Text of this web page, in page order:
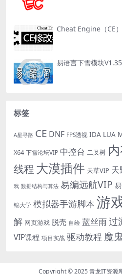
Cheat Engine（CE
易语言下雪模块V1.35
标签
A星寻路 CE DNF FPS透视 IDA LUA
X64 下雪论坛VIP 中控台 二叉树
线程 大漠插件 天草VIP 天
戏 数据结构与算法 易编远航VIP
锦大学 模拟器手游脚本 游
解 网页游戏 脱壳 自绘 蓝丝雨过
VIP课程 项目实战 驱动教程 魔
Copyright © 2025青龙IT资源